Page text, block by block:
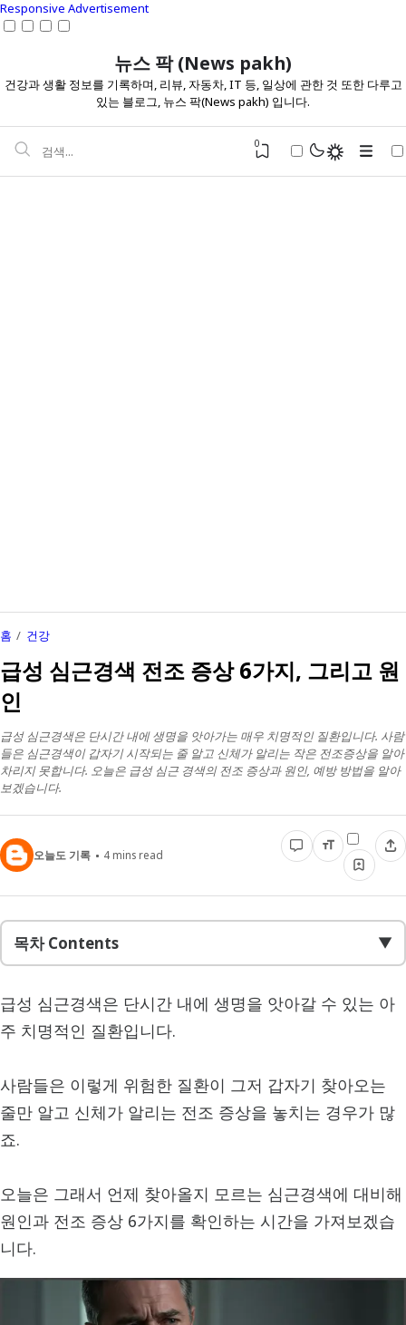
Responsive Advertisement
뉴스 팍 (News pakh)
건강과 생활 정보를 기록하며, 리뷰, 자동차, IT 등, 일상에 관한 것 또한 다루고
있는 블로그, 뉴스 팍(News pakh) 입니다.
0
홈 건강
급성 심근경색 전조 증상 6가지, 그리고 원
인
급성 심근경색은 단시간 내에 생명을 앗아가는 매우 치명적인 질환입니다. 사람
들은 심근경색이 갑자기 시작되는 줄 알고 신체가 알리는 작은 전조증상을 알아
차리지 못합니다. 오늘은 급성 심근 경색의 전조 증상과 원인, 예방 방법을 알아
보겠습니다.
오늘도 기록 4mins read
목차 Contents ▼
급성 심근경색은 단시간 내에 생명을 앗아갈 수 있는 아
주 치명적인 질환입니다.
사람들은 이렇게 위험한 질환이 그저 갑자기 찾아오는
줄만 알고 신체가 알리는 전조 증상을 놓치는 경우가 많
죠.
오늘은 그래서 언제 찾아올지 모르는 심근경색에 대비해
원인과 전조 증상 6가지를 확인하는 시간을 가져보겠습
니다.